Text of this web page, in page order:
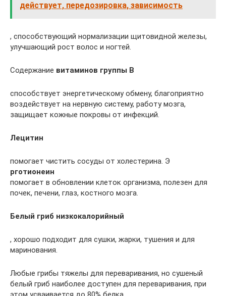
действует, передозировка, зависимость
, способствующий нормализации щитовидной железы,
улучшающий рост волос и ногтей.
Содержание витаминов группы В
способствует энергетическому обмену, благоприятно
воздействует на нервную систему, работу мозга,
защищает кожные покровы от инфекций.
Лецитин
помогает чистить сосуды от холестерина. Э
рготионеин
помогает в обновлении клеток организма, полезен для
почек, печени, глаз, костного мозга.
Белый гриб низкокалорийный
, хорошо подходит для сушки, жарки, тушения и для
маринования.
Любые грибы тяжелы для переваривания, но сушеный
белый гриб наиболее доступен для переваривания, при